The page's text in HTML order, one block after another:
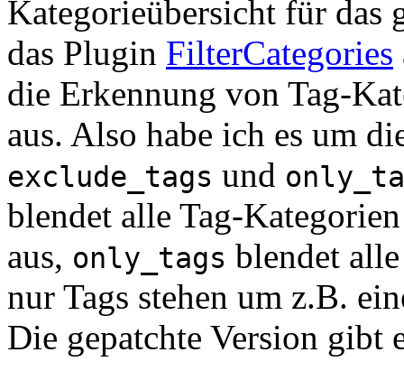
Kategorieübersicht für das
das Plugin FilterCategories
die Erkennung von Tag-
aus. Also habe ich es um
exclude_tags und
blendet alle Tag-
aus, only_tags blendet
nur Tags stehen um z.B.
Die gepatchte Version gibt